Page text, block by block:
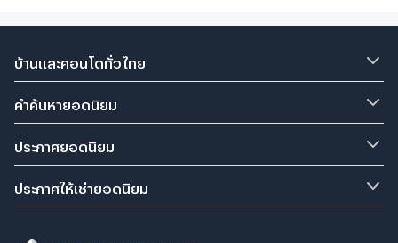
ไม่ต้องลุ้น รถไฟฟ้าคอมแพคเอสยูวี BYD ATTO 1 หรือ ATTO 2 คุ้ม
Package มูลค่าสูงสุด 100,000 บาท
บ้านและคอนโดทั่วไทย
คำค้นหายอดนิยม
ประกาศยอดนิยม
ประกาศให้เช่ายอดนิยม